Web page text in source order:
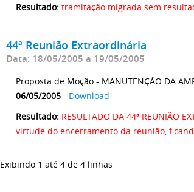
Resultado: tramitação migrada sem
44ª Reunião Extraordinária
Data: 18/05/2005 a 19/05/2005
Proposta de Moção - MANUTENÇÃO DA
06/05/2005 - Download
Resultado: RESULTADO DA 44ª REUNIÃO
virtude do encerramento da reunião,
Exibindo 1 até 4 de 4 linhas